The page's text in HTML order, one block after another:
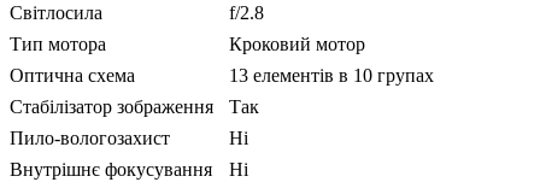
Світлосила
f/2.8
Тип мотора
Кроковий мотор
Оптична схема
13 елементів в 10 групах
Стабілізатор зображення
Так
Пило-вологозахист
Ні
Внутрішнє фокусування
Ні